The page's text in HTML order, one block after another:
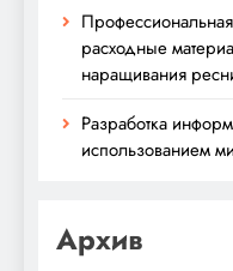
расходные
наращивания
Разработка
использованием
Архив